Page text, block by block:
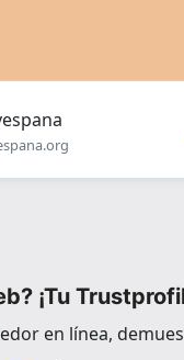
¡Tu
en línea,